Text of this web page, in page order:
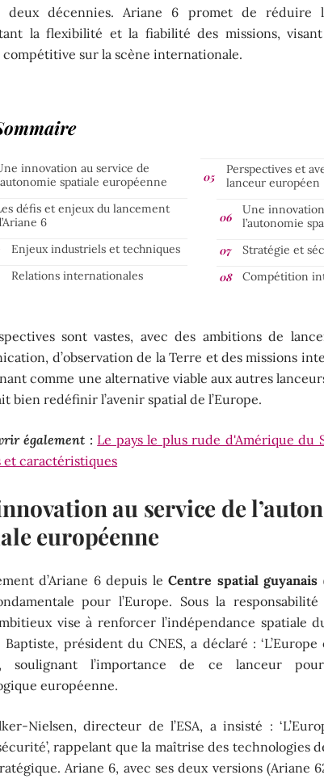
deux décennies. Ariane 6 promet de réduire
la flexibilité et la fiabilité des missions,
compétitive sur la scène internationale.
innovation au service de
spatiale européenne
défis et enjeux du lancement
6
Enjeux industriels et techniques
Relations internationales
Perspectives et
lanceur européen
Une
l’autonomie
Stratégie et
Compétition
sont vastes, avec des ambitions de
d’observation de la Terre et des missions
comme une alternative viable aux autres
bien redéfinir l’avenir spatial de l’Europe.
également : Le pays le plus rude d'Amérique du
et caractéristiques
au service de
européenne
d’Ariane 6 depuis leCentre spatial guyanais
pour l’Europe. Sous la responsabilité
vise à renforcer l’indépendance spatiale
président du CNES, a déclaré :
soulignant l’importance de ce lanceur
européenne.
Nielsen, directeur de l’ESA, a insisté :
rappelant que la maîtrise des technologies
Ariane 6, avec ses deux versions (Ariane